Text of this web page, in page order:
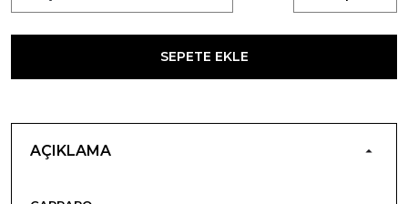
SEPETE EKLE
AÇIKLAMA